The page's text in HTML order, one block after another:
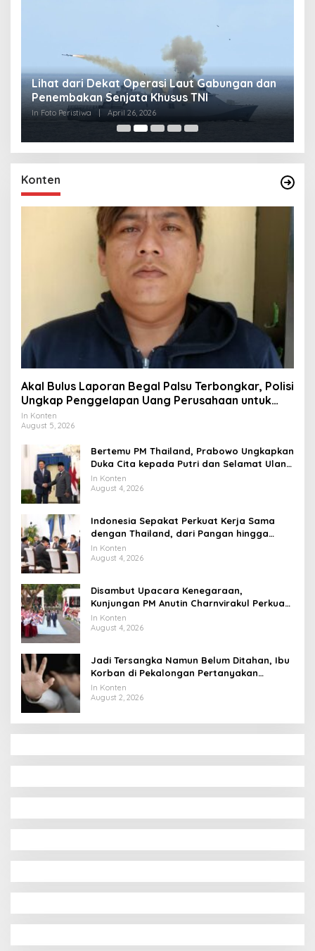
Lihat dari Dekat Operasi Laut Gabungan dan
Penembakan Senjata Khusus TNI
In Foto Peristiwa | April 26, 2026
Konten
Akal Bulus Laporan Begal Palsu Terbongkar, Polisi
Ungkap Penggelapan Uang Perusahaan untuk
Crypto
In Konten
August 5, 2026
Bertemu PM Thailand, Prabowo Ungkapkan
Duka Cita kepada Putri dan Selamat Ulang
Tahun ke Raja Thailand
In Konten
August 4, 2026
Indonesia Sepakat Perkuat Kerja Sama
dengan Thailand, dari Pangan hingga
Ekonomi Digital
In Konten
August 4, 2026
Disambut Upacara Kenegaraan,
Kunjungan PM Anutin Charnvirakul Perkuat
Hubungan Indonesia-Thailand
In Konten
August 4, 2026
Jadi Tersangka Namun Belum Ditahan, Ibu
Korban di Pekalongan Pertanyakan
Keseriusan Polisi Tangani Kasus Rudapksa
Sampai Anaknya Hamil
In Konten
August 2, 2026